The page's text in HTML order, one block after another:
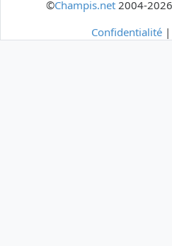
©Champis.net2004-
Confidentialité |